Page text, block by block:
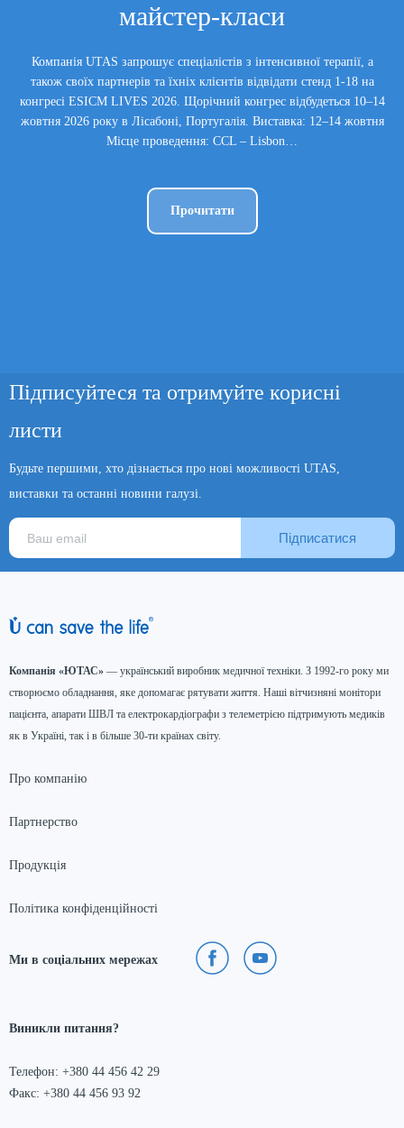
майстер-класи
Компанія UTAS запрошує спеціалістів з інтенсивної терапії, а
також своїх партнерів та їхніх клієнтів відвідати стенд 1-18 на
конгресі ESICM LIVES 2026. Щорічний конгрес відбудеться 10–14
жовтня 2026 року в Лісабоні, Португалія. Виставка: 12–14 жовтня
Місце проведення: CCL – Lisbon…
Прочитати
Підписуйтеся та отримуйте корисні
листи
Будьте першими, хто дізнається про нові можливості UTAS,
виставки та останні новини галузі.
Підписатися
Компанія «ЮТАС» — український виробник медичної техніки. З 1992-го року ми
створюємо обладнання, яке допомагає рятувати життя. Наші вітчизняні монітори
пацієнта, апарати ШВЛ та електрокардіографи з телеметрією підтримують медиків
як в Україні, так і в більше 30-ти країнах світу.
Про компанію
Партнерство
Продукція
Політика конфіденційності
Ми в соціальних мережах
Виникли питання?
Телефон: +380 44 456 42 29
Факс: +380 44 456 93 92